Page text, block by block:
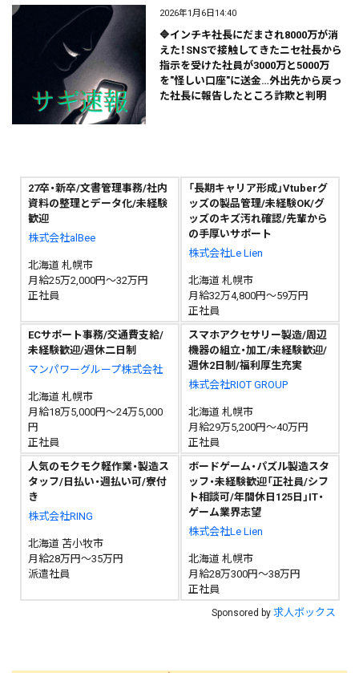
2026年1月6日14:40
🔷インチキ社長にだまされ8000万が消
えた！SNSで接触してきたニセ社長から
指示を受けた社員が3000万と5000万
を"怪しい口座"に送金…外出先から戻っ
た社長に報告したところ詐欺と判明
27卒・新卒/文書管理事務/社内
資料の整理とデータ化/未経験
歓迎
株式会社alBee
北海道 札幌市
月給25万2,000円～32万円
正社員
「長期キャリア形成」Vtuberグ
ッズの製品管理/未経験OK/グ
ッズのキズ汚れ確認/先輩から
の手厚いサポート
株式会社Le Lien
北海道 札幌市
月給32万4,800円～59万円
正社員
ECサポート事務/交通費支給/
未経験歓迎/週休二日制
マンパワーグループ株式会社
北海道 札幌市
月給18万5,000円～24万5,000
円
正社員
スマホアクセサリー製造/周辺
機器の組立・加工/未経験歓迎/
週休2日制/福利厚生充実
株式会社RIOT GROUP
北海道 札幌市
月給29万5,200円～40万円
正社員
人気のモクモク軽作業・製造ス
タッフ/日払い・週払い可/寮付
き
株式会社RING
北海道 苫小牧市
月給28万円～35万円
派遣社員
ボードゲーム・パズル製造スタ
ッフ・未経験歓迎「正社員/シフ
ト相談可/年間休日125日」IT・
ゲーム業界志望
株式会社Le Lien
北海道 札幌市
月給28万300円～38万円
正社員
Sponsored by 求人ボックス